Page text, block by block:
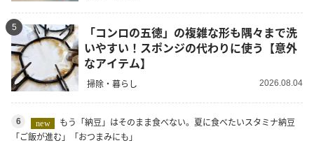
5
「コンロの五徳」の複雑な形も隅々まで洗
いやすい！スポンジの代わりに使う【意外
なアイテム】
掃除・暮らし 2026.08.04
6 new
もう「納豆」はそのまま食べない。夏に食べたいスタミナ納豆
「ご飯が進む」「おつまみにも」